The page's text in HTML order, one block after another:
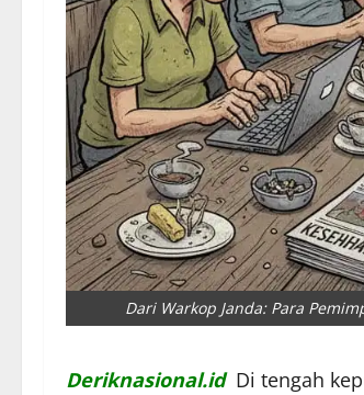
Dari Warkop Janda: Para
Deriknasional.id Di tengah